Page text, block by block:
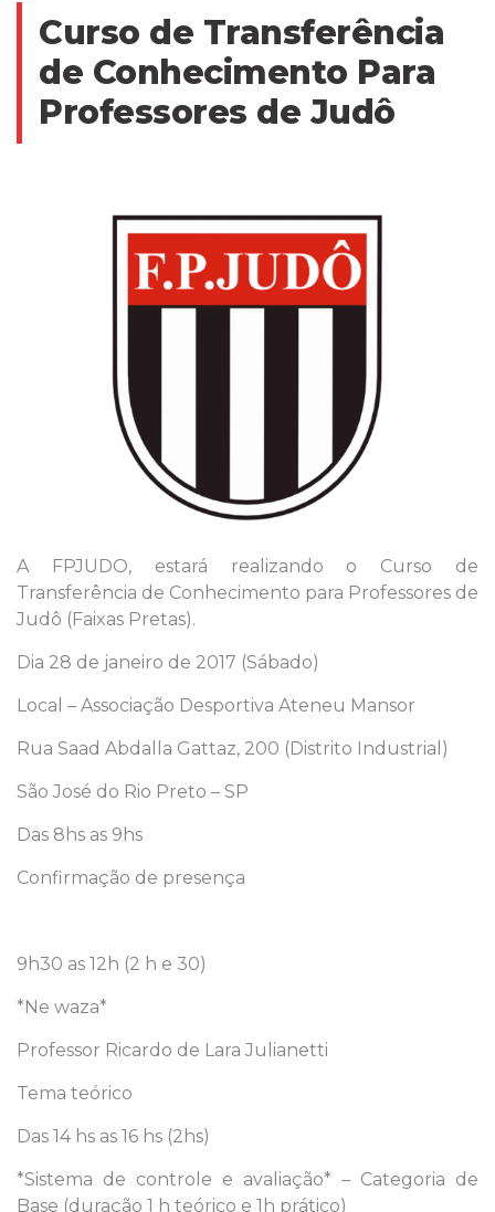
Curso de Transferência
de Conhecimento Para
Professores de Judô
A FPJUDO, estará realizando o Curso de
Transferência de Conhecimento para Professores de
Judô (Faixas Pretas).
Dia 28 de janeiro de 2017 (Sábado)
Local – Associação Desportiva Ateneu Mansor
Rua Saad Abdalla Gattaz, 200 (Distrito Industrial)
São José do Rio Preto – SP
Das 8hs as 9hs
Confirmação de presença
9h30 as 12h (2 h e 30)
*Ne waza*
Professor Ricardo de Lara Julianetti
Tema teórico
Das 14 hs as 16 hs (2hs)
*Sistema de controle e avaliação* – Categoria de
Base (duração 1 h teórico e 1h prático)